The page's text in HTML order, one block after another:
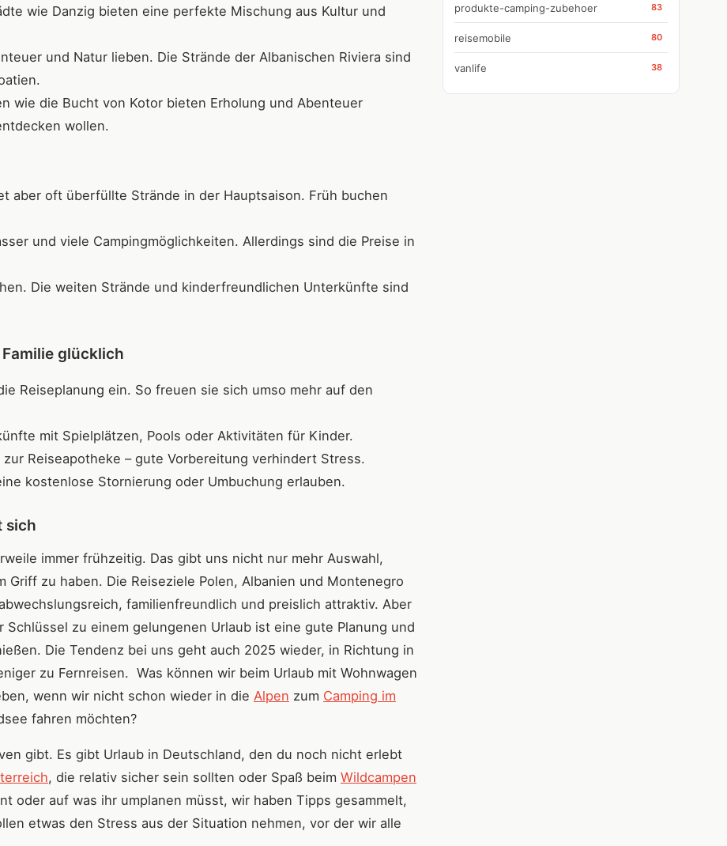
wie Danzig bieten eine perfekte Mischung aus Kultur und
und Natur lieben. Die Strände der Albanischen Riviera sind
wie die Bucht von Kotor bieten Erholung und Abenteuer
wollen.
aber oft überfüllte Strände in der Hauptsaison. Früh buchen
und viele Campingmöglichkeiten. Allerdings sind die Preise in
Die weiten Strände und kinderfreundlichen Unterkünfte sind
glücklich
Reiseplanung ein. So freuen sie sich umso mehr auf den
mit Spielplätzen, Pools oder Aktivitäten für Kinder.
Reiseapotheke – gute Vorbereitung verhindert Stress.
kostenlose Stornierung oder Umbuchung erlauben.
sich
immer frühzeitig. Das gibt uns nicht nur mehr Auswahl,
Griff zu haben. Die Reiseziele Polen, Albanien und Montenegro
familienfreundlich und preislich attraktiv. Aber
zu einem gelungenen Urlaub ist eine gute Planung und
Die Tendenz bei uns geht auch 2025 wieder, in Richtung in
zu Fernreisen. Was können wir beim Urlaub mit Wohnwagen
wenn wir nicht schon wieder in die Alpen zum Camping im
fahren möchten?
gibt. Es gibt Urlaub in Deutschland, den du noch nicht erlebt
, die relativ sicher sein sollten oder Spaß beim Wildcampen
oder auf was ihr umplanen müsst, wir haben Tipps gesammelt,
etwas den Stress aus der Situation nehmen, vor der wir alle
produkte-camping-zubehoer 83
reisemobile 80
vanlife 38